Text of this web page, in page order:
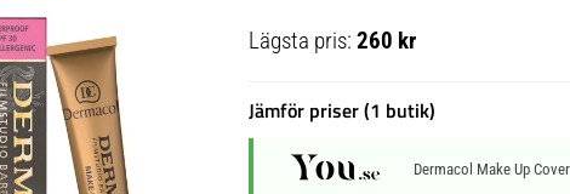
Lägsta pris: 260 kr
Jämför priser (1 butik)
Dermacol Make Up